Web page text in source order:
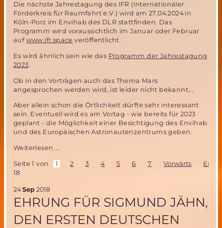
Die nächste Jahrestagung des IFR (Internationaler
Förderkreis für Raumfahrt e.V.) wird am 27.04.2024 in
Köln-Porz im Envihab des DLR stattfinden. Das
Programm wird voraussichtlich im Januar oder Februar
auf www.ifr.space veröffentlicht.
Es wird ähnlich sein wie das Programm der Jahrestagung
2023.
Ob in den Vorträgen auch das Thema Mars
angesprochen werden wird, ist leider nicht bekannt...
Aber allein schon die Örtlichkeit dürfte sehr interessant
sein. Eventuell wird es am Vortag - wie bereits für 2023
geplant - die Möglichkeit einer Besichtigung des Envihab
und des Europäischen Astronautenzentrums geben.
Weiterlesen …
Jahrestagung
Seite 1 von
18
1 2 3 4 5 6 7 Vorwärts Ende
24 Sep 2018
EHRUNG FÜR SIGMUND JÄHN,
DEN ERSTEN DEUTSCHEN